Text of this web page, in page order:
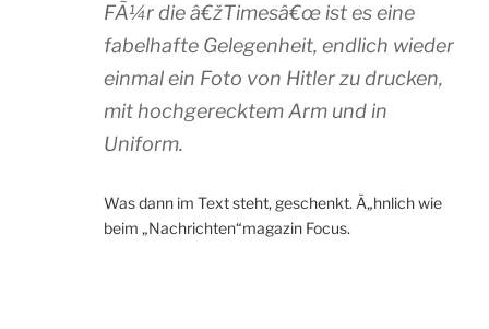
FÃ¼r die â€žTimesâ€œ ist es eine
fabelhafte Gelegenheit, endlich wieder
einmal ein Foto von Hitler zu drucken,
mit hochgerecktem Arm und in
Uniform.
Was dann im Text steht, geschenkt. Ã„hnlich wie
beim „Nachrichten“magazin Focus.